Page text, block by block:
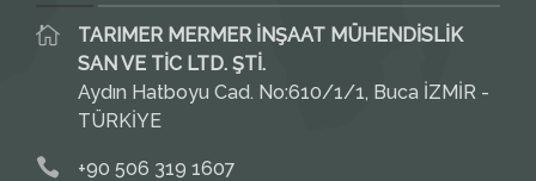
TARIMER MERMER İNŞAAT MÜHENDİSLİK
SAN VE TİC LTD. ŞTİ.
Aydın Hatboyu Cad. No:610/1/1, Buca İZMİR -
TÜRKİYE
+90 506 319 1607